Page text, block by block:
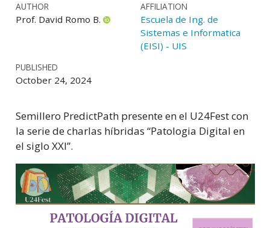
AUTHOR AFFILIATION
Prof. David Romo B.
Escuela de Ing. de
Sistemas e Informatica
(EISI) - UIS
PUBLISHED
October 24, 2024
Semillero PredictPath presente en el U24Fest con
la serie de charlas híbridas “Patologia Digital en
el siglo XXI”.